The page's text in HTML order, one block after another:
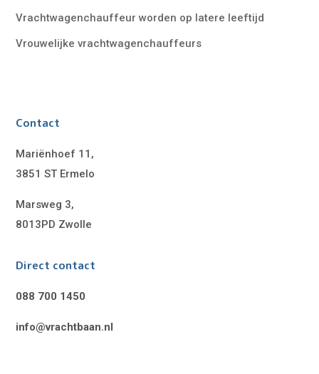
Vrachtwagenchauffeur worden op latere leeftijd
Vrouwelijke vrachtwagenchauffeurs
Contact
Mariënhoef 11,
3851 ST Ermelo
Marsweg 3,
8013PD Zwolle
Direct contact
088 700 1450
info@vrachtbaan.nl